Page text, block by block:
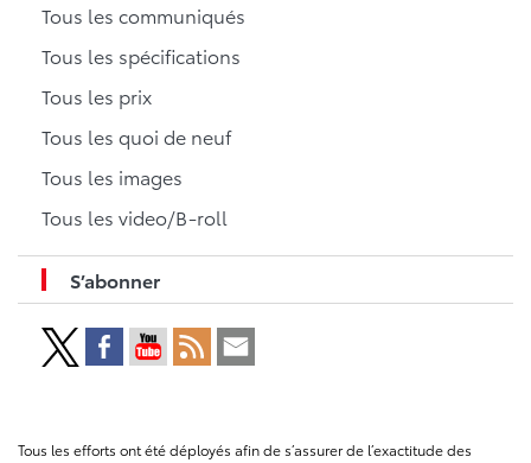
Tous les communiqués
Tous les spécifications
Tous les prix
Tous les quoi de neuf
Tous les images
Tous les video/B-roll
S’abonner
Tous les efforts ont été déployés afin de s’assurer de l’exactitude des